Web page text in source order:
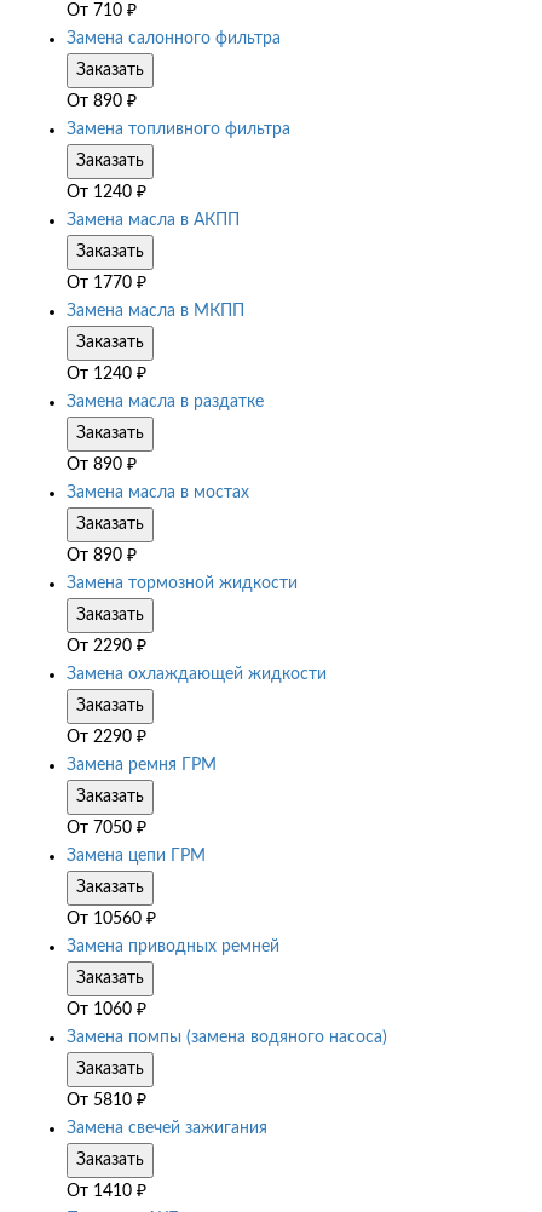
От 710 ₽
Замена салонного фильтра
Заказать
От 890 ₽
Замена топливного фильтра
Заказать
От 1240 ₽
Замена масла в АКПП
Заказать
От 1770 ₽
Замена масла в МКПП
Заказать
От 1240 ₽
Замена масла в раздатке
Заказать
От 890 ₽
Замена масла в мостах
Заказать
От 890 ₽
Замена тормозной жидкости
Заказать
От 2290 ₽
Замена охлаждающей жидкости
Заказать
От 2290 ₽
Замена ремня ГРМ
Заказать
От 7050 ₽
Замена цепи ГРМ
Заказать
От 10560 ₽
Замена приводных ремней
Заказать
От 1060 ₽
Замена помпы (замена водяного насоса)
Заказать
От 5810 ₽
Замена свечей зажигания
Заказать
От 1410 ₽